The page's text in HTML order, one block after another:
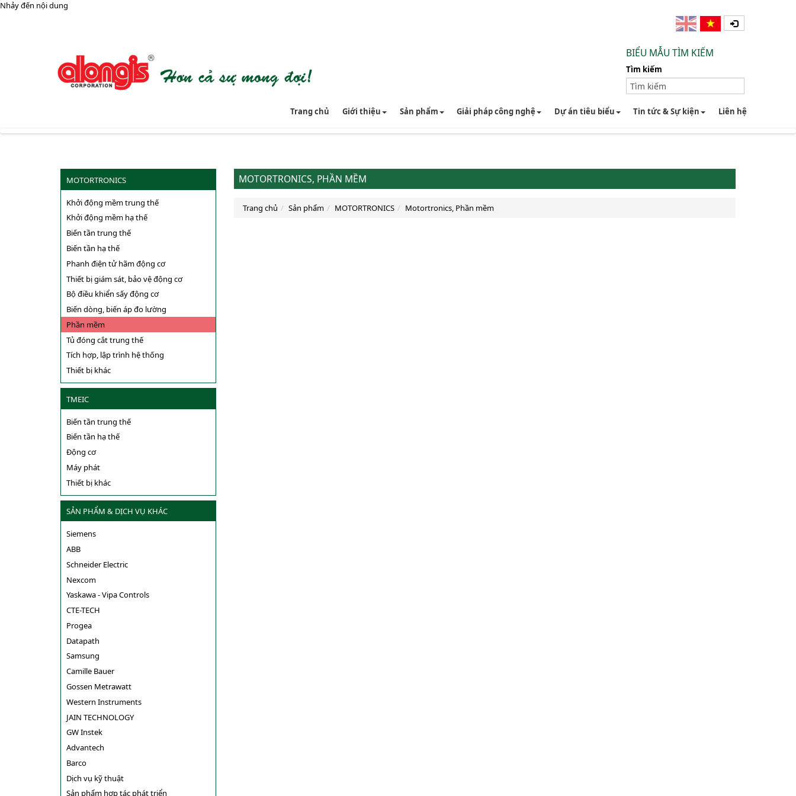
Nhảy đến nội dung
BIỂU MẪU TÌM KIẾM
Tìm kiếm
Trang chủ Giới thiệu Sản phẩm Giải pháp công nghệ Dự án tiêu biểu Tin tức & Sự kiện Liên hệ
MOTORTRONICS
Khởi động mềm trung thế
Khởi động mềm hạ thế
Biến tần trung thế
Biến tần hạ thế
Phanh điện tử hãm động cơ
Thiết bị giám sát, bảo vệ động cơ
Bộ điều khiển sấy động cơ
Biến dòng, biến áp đo lường
Phần mềm
Tủ đóng cắt trung thế
Tích hợp, lập trình hệ thống
Thiết bị khác
TMEIC
Biến tần trung thế
Biến tần hạ thế
Động cơ
Máy phát
Thiết bị khác
SẢN PHẨM & DỊCH VỤ KHÁC
Siemens
ABB
Schneider Electric
Nexcom
Yaskawa - Vipa Controls
CTE-TECH
Progea
Datapath
Samsung
Camille Bauer
Gossen Metrawatt
Western Instruments
JAIN TECHNOLOGY
GW Instek
Advantech
Barco
Dịch vụ kỹ thuật
Sản phẩm hợp tác phát triển
MOTORTRONICS, PHẦN MỀM
Trang chủ Sản phẩm MOTORTRONICS Motortronics, Phần mềm